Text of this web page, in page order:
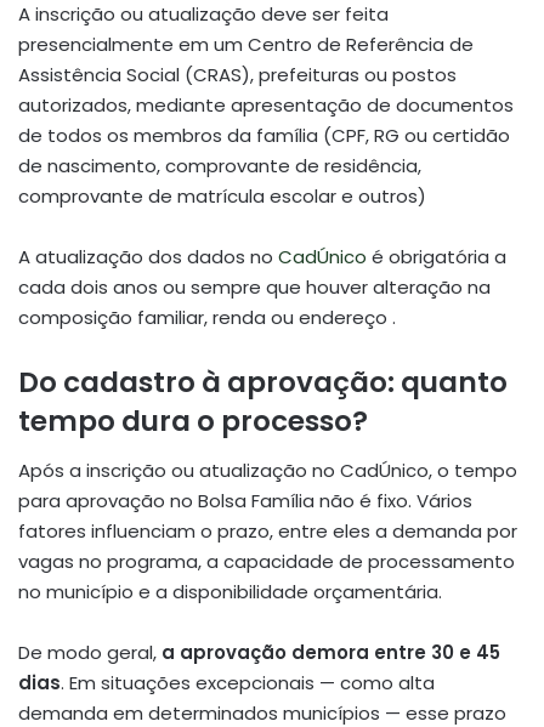
A inscrição ou atualização deve ser feita
presencialmente em um Centro de Referência de
Assistência Social (CRAS), prefeituras ou postos
autorizados, mediante apresentação de documentos
de todos os membros da família (CPF, RG ou certidão
de nascimento, comprovante de residência,
comprovante de matrícula escolar e outros)
A atualização dos dados no CadÚnico é obrigatória a
cada dois anos ou sempre que houver alteração na
composição familiar, renda ou endereço .
Do cadastro à aprovação: quanto
tempo dura o processo?
Após a inscrição ou atualização no CadÚnico, o tempo
para aprovação no Bolsa Família não é fixo. Vários
fatores influenciam o prazo, entre eles a demanda por
vagas no programa, a capacidade de processamento
no município e a disponibilidade orçamentária.
De modo geral, a aprovação demora entre 30 e 45
dias. Em situações excepcionais — como alta
demanda em determinados municípios — esse prazo